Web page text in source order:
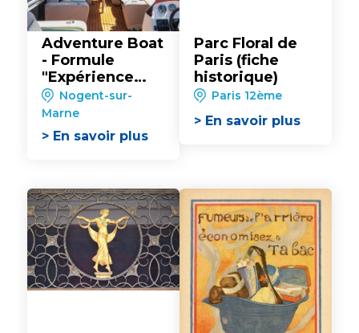
Adventure Boat
- Formule
"Expérience
Instant Apéro"
Nogent-sur-
Marne
> En savoir plus
Parc Floral de
Paris (fiche
historique)
Paris 12ème
> En savoir plus